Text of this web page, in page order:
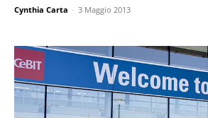
Cynthia Carta - 3 Maggio 2013